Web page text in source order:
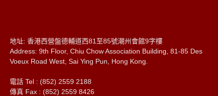
地址: 香港西營盤德輔道西81至85號潮州會館9字樓
Address: 9th Floor, Chiu Chow Association Building, 81-85 Des
Voeux Road West, Sai Ying Pun, Hong Kong.
電話 Tel : (852) 2559 2188
傳真 Fax : (852) 2559 8426